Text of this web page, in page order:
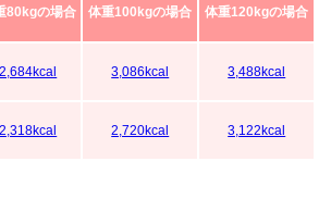
80kgの場合 体重100kgの場合 体重120kgの場合
2,684kcal 3,086kcal 3,488kcal
2,318kcal 2,720kcal 3,122kcal